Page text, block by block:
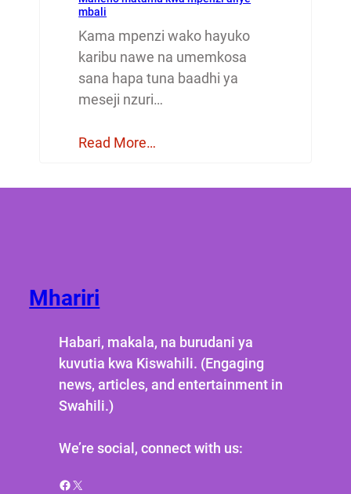
mbali
Kama mpenzi wako hayuko
karibu nawe na umemkosa
sana hapa tuna baadhi ya
meseji nzuri…
Read More…
Mhariri
Habari, makala, na burudani ya
kuvutia kwa Kiswahili. (Engaging
news, articles, and entertainment in
Swahili.)
We’re social, connect with us:
Facebook X